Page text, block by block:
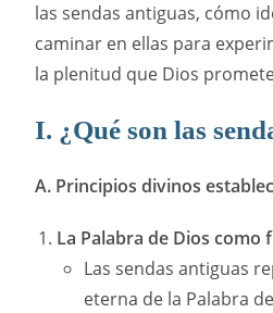
las sendas antiguas, cómo
caminar en ellas para
la plenitud que Dios
I. ¿Qué son las
A. Principios divinos
La Palabra de Dios como
Las sendas antiguas
eterna de la Palabra